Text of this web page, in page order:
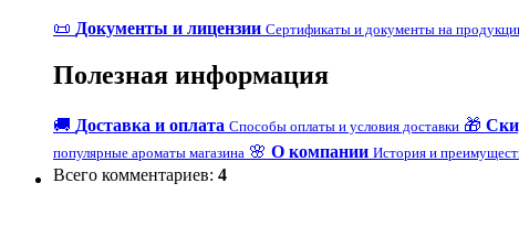
📜 Документы и лицензии Сертификаты и документы на
Полезная информация
🚚 Доставка и оплата Способы оплаты и условия доставки 🎁
популярные ароматы магазина 🌸 О компании История и
Всего комментариев: 4